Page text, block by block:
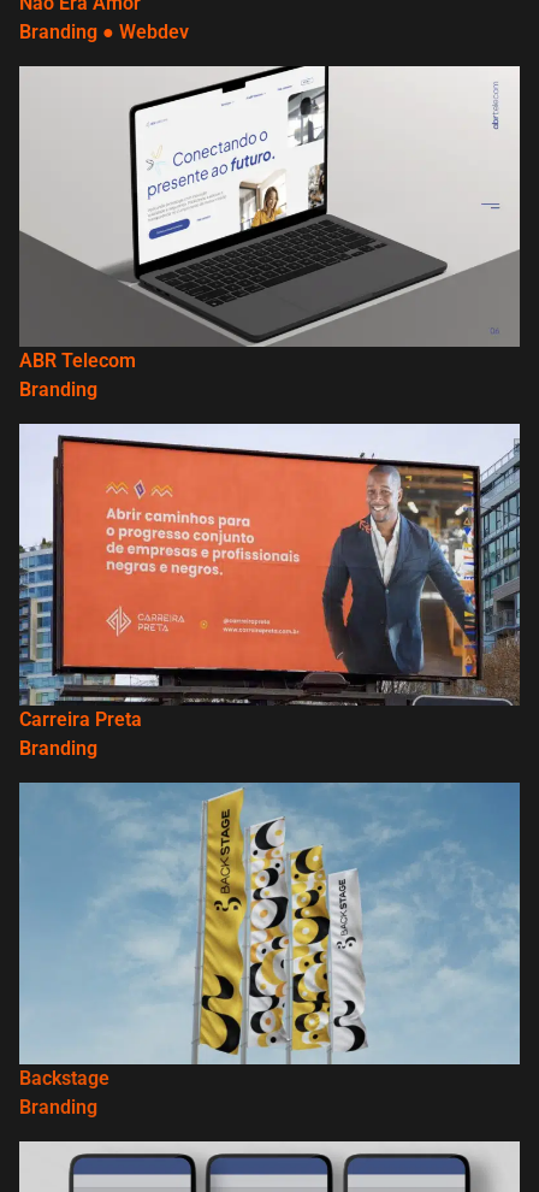
Branding ● Webdev
ABR Telecom
Branding
Carreira Preta
Branding
Backstage
Branding